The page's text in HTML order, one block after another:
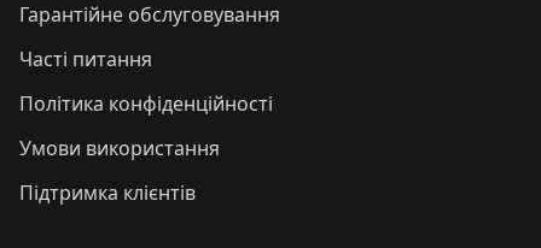
Гарантійне обслуговування
Часті питання
Політика конфіденційності
Умови використання
Підтримка клієнтів